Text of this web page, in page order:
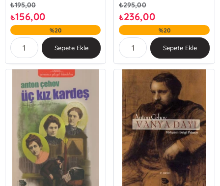
₺195,00
₺156,00
%20
Sepete Ekle
₺295,00
₺236,00
%20
Sepete Ekle